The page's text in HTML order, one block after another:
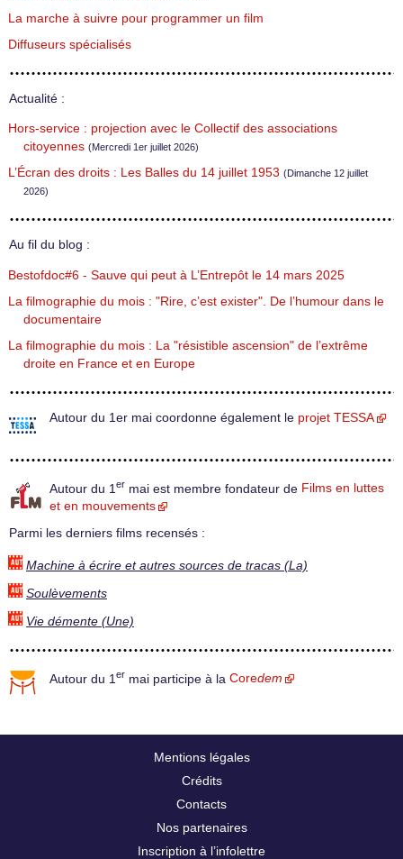
La marche à suivre pour programmer un film
Diffuseurs spécialisés
Actualité :
Hors-service : projection avec le Collectif des associations
citoyennes (Mercredi 1er juillet 2026)
L’Écran des droits : Les Balles du 14 juillet 1953 (Dimanche 12 juillet
2026)
Au fil du blog :
Bestofdoc#6 - Sauve qui peut à L’Entrepôt le 14 mars 2025
La filmographie du mois : "Rire, c’est exister". De l’humour dans le
documentaire
La filmographie du mois : La "résistible ascension" de l’extrême
droite en France et en Europe
Autour du 1er mai coordonne également le projet TESSA
Autour du 1 er mai est membre fondateur de Films en luttes
et en mouvements
Parmi les derniers films recensés :
Machine à écrire et autres sources de tracas (La)
Soulèvements
Vie démente (Une)
Autour du 1 er mai participe à la Coredem
Mentions légales
Crédits
Contacts
Nos partenaires
Inscription à l’infolettre